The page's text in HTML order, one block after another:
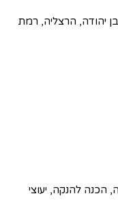
יהודה, הרצליה, רמת
הכנה להנקה, יעוצי